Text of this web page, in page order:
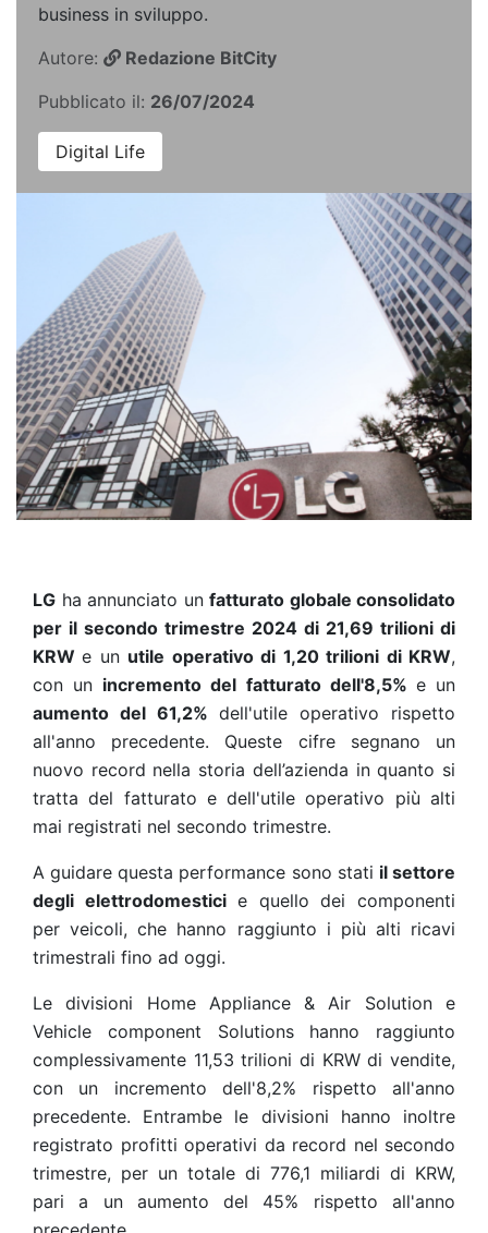
business in sviluppo.
Autore:
Redazione BitCity
Pubblicato il: 26/07/2024
Digital Life
LG ha annunciato un fatturato globale consolidato
per il secondo trimestre 2024 di 21,69 trilioni di
KRWe un utile operativo di 1,20 trilioni di KRW,
con un incremento del fatturato dell'8,5% e un
aumento del 61,2% dell'utile operativo rispetto
all'anno precedente. Queste cifre segnano un
nuovo record nella storia dell’azienda in quanto si
tratta del fatturato e dell'utile operativo più alti
mai registrati nel secondo trimestre.
A guidare questa performance sono stati il settore
degli elettrodomesticie quello dei componenti
per veicoli, che hanno raggiunto i più alti ricavi
trimestrali fino ad oggi.
Le divisioni Home Appliance & Air Solution e
Vehicle component Solutions hanno raggiunto
complessivamente 11,53 trilioni di KRW di vendite,
con un incremento dell'8,2% rispetto all'anno
precedente. Entrambe le divisioni hanno inoltre
registrato profitti operativi da record nel secondo
trimestre, per un totale di 776,1 miliardi di KRW,
pari a un aumento del 45% rispetto all'anno